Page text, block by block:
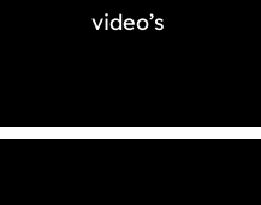
video’s